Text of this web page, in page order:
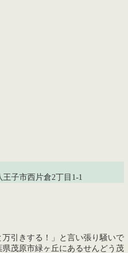
子市西片倉2丁目1-1
引きする！」と言い張り騒いで
茂原市緑ヶ丘にあるせんどう茂